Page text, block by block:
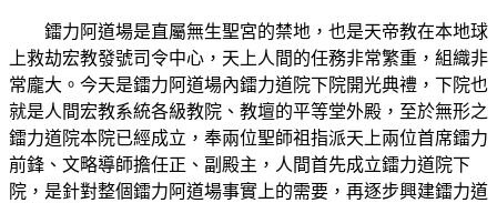
鐳力阿道場是直屬無生聖宮的禁地，也是天帝教在本地球
上救劫宏教發號司令中心，天上人間的任務非常繁重，組織非
常龐大。今天是鐳力阿道場內鐳力道院下院開光典禮，下院也
就是人間宏教系統各級教院、教壇的平等堂外殿，至於無形之
鐳力道院本院已經成立，奉兩位聖師祖指派天上兩位首席鐳力
前鋒、文略導師擔任正、副殿主，人間首先成立鐳力道院下
院，是針對整個鐳力阿道場事實上的需要，再逐步興建鐳力道